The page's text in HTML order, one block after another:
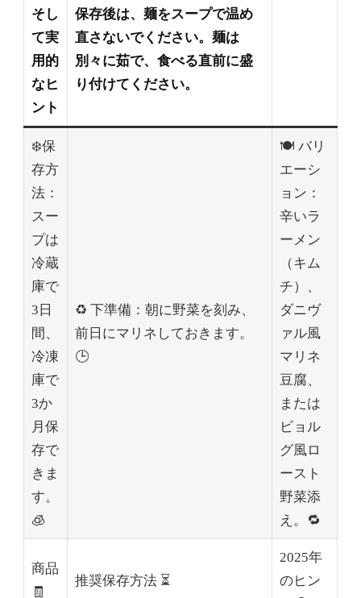
そし
て実
用的
なヒ
ント
保存後は、麺をスープで温め
直さないでください。麺は
別々に茹で、食べる直前に盛
り付けてください。
❄️保
存方
法：
スー
プは
冷蔵
庫で
3日
間、
冷凍
庫で
3か
月保
存で
きま
す。
🧊
♻️ 下準備：朝に野菜を刻み、
前日にマリネしておきます。
🕒
🍽️ バリ
エーシ
ョン：
辛いラ
ーメン
（キム
チ）、
ダニヴ
ァル風
マリネ
豆腐、
または
ビョル
グ風ロ
ースト
野菜添
え。🔁
商品
🧾
推奨保存方法 ⏳
2025年
のヒン